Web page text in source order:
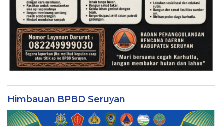
Himbauan BPBD Seruyan